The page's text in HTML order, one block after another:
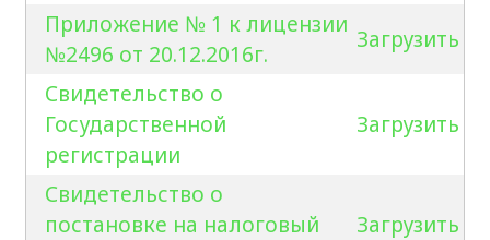
Приложение № 1 к лицензии
№2496 от 20.12.2016г.
Загрузить
Свидетельство о
Государственной
регистрации
Загрузить
Свидетельство о
постановке на налоговый
Загрузить